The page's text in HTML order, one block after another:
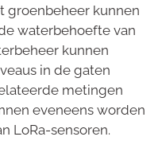
groenbeheer kunnen
waterbehoefte van
kunnen
in de gaten
metingen
eveneens worden
LoRa-sensoren.